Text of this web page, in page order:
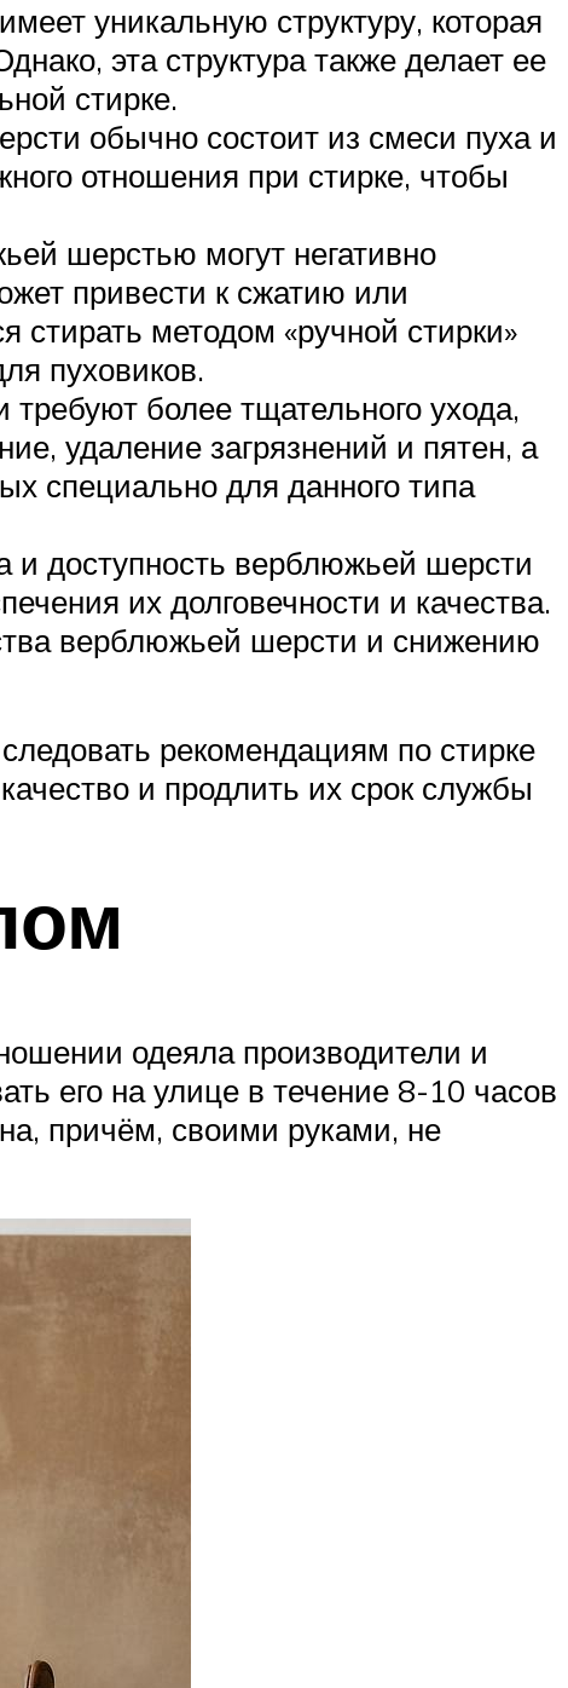
уникальную структуру, которая
эта структура также делает ее
стирке.
обычно состоит из смеси пуха и
отношения при стирке, чтобы
шерстью могут негативно
привести к сжатию или
методом «ручной стирки»
пуховиков.
более тщательного ухода,
удаление загрязнений и пятен, а
специально для данного типа
доступность верблюжьей шерсти
их долговечности и качества.
верблюжьей шерсти и снижению
рекомендациям по стирке
и продлить их срок службы
одеяла производители и
его на улице в течение 8-10 часов
причём, своими руками, не